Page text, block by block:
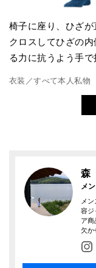
椅子に座り、ひざ
クロスしてひざの
る力に抗うよう手で
衣装／すべて本人私物
森
メ
メン
容ジ
ア商
欠か